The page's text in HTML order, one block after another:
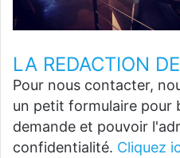
LA REDACTION
Pour nous contacter,
un petit formulaire pour
demande et pouvoir
confidentialité. Cliquez